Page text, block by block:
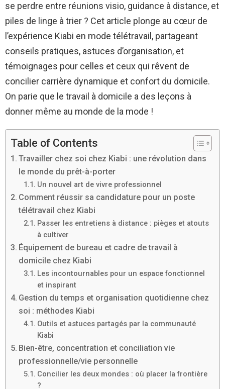
se perdre entre réunions visio, guidance à distance, et
piles de linge à trier ? Cet article plonge au cœur de
l’expérience Kiabi en mode télétravail, partageant
conseils pratiques, astuces d’organisation, et
témoignages pour celles et ceux qui rêvent de
concilier carrière dynamique et confort du domicile.
On parie que le travail à domicile a des leçons à
donner même au monde de la mode !
Table of Contents
Travailler chez soi chez Kiabi : une révolution dans
le monde du prêt-à-porter
Un nouvel art de vivre professionnel
Comment réussir sa candidature pour un poste
télétravail chez Kiabi
Passer les entretiens à distance : pièges et atouts
à cultiver
Équipement de bureau et cadre de travail à
domicile chez Kiabi
Les incontournables pour un espace fonctionnel
et inspirant
Gestion du temps et organisation quotidienne chez
soi : méthodes Kiabi
Outils et astuces partagés par la communauté
Kiabi
Bien-être, concentration et conciliation vie
professionnelle/vie personnelle
Concilier les deux mondes : où placer la frontière
?